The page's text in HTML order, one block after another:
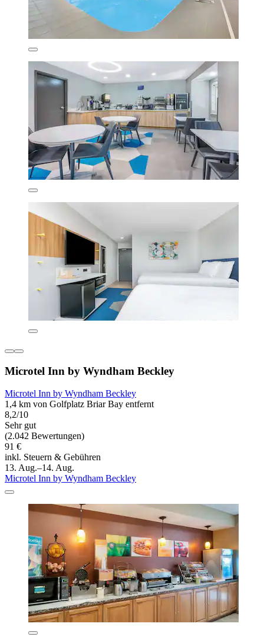
Microtel Inn by Wyndham Beckley
Microtel Inn by Wyndham Beckley
1,4 km von Golfplatz Briar Bay entfernt
8,2/10
Sehr gut
(2.042 Bewertungen)
91 €
inkl. Steuern & Gebühren
13. Aug.–14. Aug.
Microtel Inn by Wyndham Beckley